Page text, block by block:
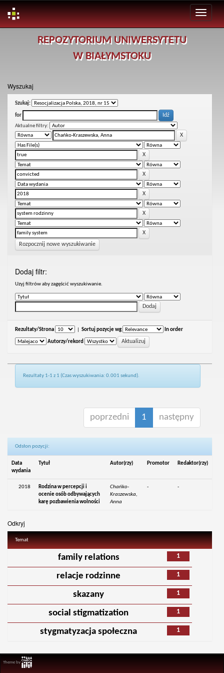
REPOZYTORIUM UNIWERSYTETU
W BIAŁYMSTOKU
Wyszukaj
Szukaj:
for
Aktualne filtry:
Rozpocznij nowe wyszukiwanie
Dodaj filtr:
Uzyj filtrów aby zagęścić wyszukiwanie.
Rezultaty/Strona Sortuj pozycje wg In order
Autorzy/rekord
Rezultaty 1-1 z 1 (Czas wyszukiwania: 0.001 sekund).
poprzedni 1 następny
Odsłon pozycji:
Data
wydania
Tytuł Autor(rzy) Promotor Redaktor(rzy)
2018
Rodzina w percepcji i
ocenie osób odbywających
karę pozbawienia wolności
Chańko-
Kraszewska,
Anna
- -
Odkryj
Temat
1
family relations
1
relacje rodzinne
1
skazany
1
social stigmatization
1
stygmatyzacja społeczna
Theme by